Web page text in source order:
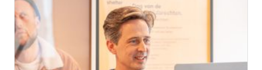
een overzicht.